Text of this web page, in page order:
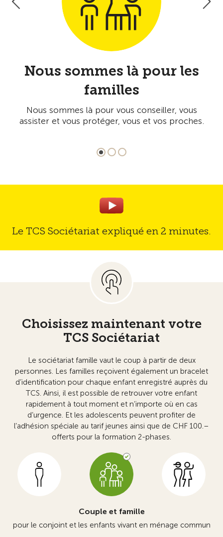
Nous sommes là pour les
familles
Nous sommes là pour vous conseiller, vous
assister et vous protéger, vous et vos proches.
Le TCS Sociétariat expliqué en 2 minutes.
Choisissez maintenant votre
TCS Sociétariat
Le sociétariat famille vaut le coup à partir de deux
personnes. Les familles reçoivent également un bracelet
d’identification pour chaque enfant enregistré auprès du
TCS. Ainsi, il est possible de retrouver votre enfant
rapidement à tout moment et n’importe où en cas
d’urgence. Et les adolescents peuvent profiter de
l’adhésion spéciale au tarif jeunes ainsi que de CHF 100.–
offerts pour la formation 2-phases.
Couple et famille
pour le conjoint et les enfants vivant en ménage commun